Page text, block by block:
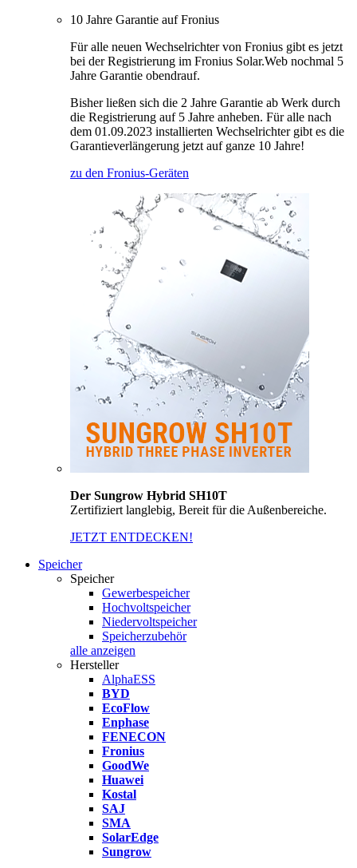
10 Jahre Garantie auf Fronius
Für alle neuen Wechselrichter von Fronius gibt es jetzt
bei der Registrierung im Fronius Solar.Web nochmal 5
Jahre Garantie obendrauf.
Bisher ließen sich die 2 Jahre Garantie ab Werk durch
die Registrierung auf 5 Jahre anheben. Für alle nach
dem 01.09.2023 installierten Wechselrichter gibt es die
Garantieverlängerung jetzt auf ganze 10 Jahre!
zu den Fronius-Geräten
Der Sungrow Hybrid SH10T
Zertifiziert langlebig, Bereit für die Außenbereiche.
JETZT ENTDECKEN!
Speicher
Speicher
Gewerbespeicher
Hochvoltspeicher
Niedervoltspeicher
Speicherzubehör
alle anzeigen
Hersteller
AlphaESS
BYD
EcoFlow
Enphase
FENECON
Fronius
GoodWe
Huawei
Kostal
SAJ
SMA
SolarEdge
Sungrow